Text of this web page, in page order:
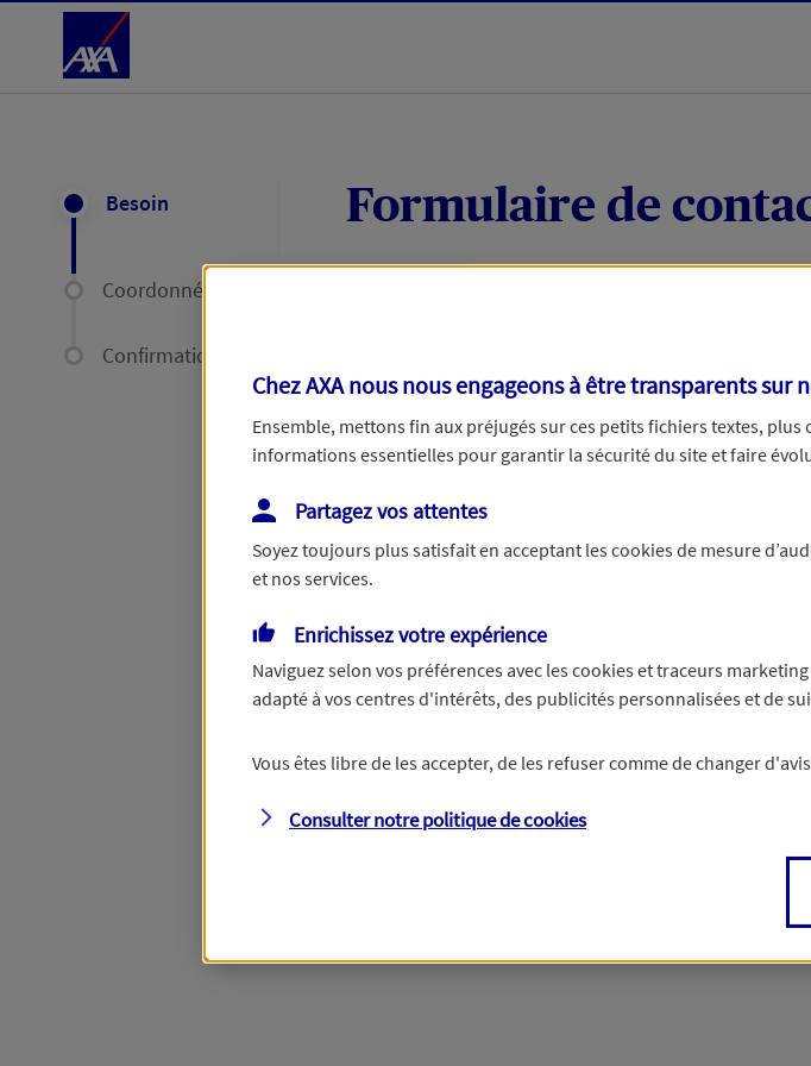
Accéder au Contenu
Besoin
Coordonnées
Confirmation
Formulaire de
Votre message :
Vous disposez de droits sur les informations vous concernant.
Chez AXA nous nous engageons à être transparents sur
Ensemble, mettons fin aux préjugés sur ces petits fichiers textes, plus
informations essentielles pour garantir la sécurité du site et faire
Partagez vos attentes
Soyez toujours plus satisfait en acceptant les cookies de mesure
et nos services.
Enrichissez votre expérience
Naviguez selon vos préférences avec les cookies et traceurs
adapté à vos centres d'intérêts, des publicités personnalisées et de
Vous êtes libre de les accepter, de les refuser comme de changer
Consulter notre politique decookies